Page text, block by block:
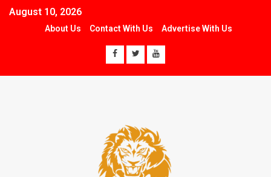
August 10, 2026
About Us Contact With Us Advertise With Us